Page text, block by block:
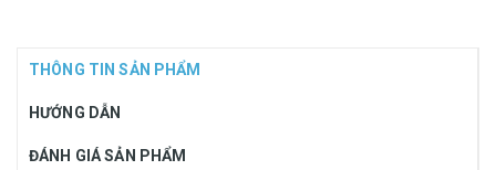
THÔNG TIN SẢN PHẨM
HƯỚNG DẪN
ĐÁNH GIÁ SẢN PHẨM